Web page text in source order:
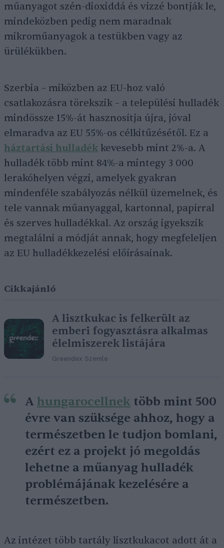
műanyagot szén-dioxiddá és vízzé bontják le,
mindeközben pedig nem maradnak
mikroműanyagok a testükben vagy az
ürülékükben.
Szerbia – miközben az EU-hoz való
csatlakozásra törekszik – a települési hulladék
mindössze 15%-át hasznosítja újra, jóval
elmaradva az EU 55%-os célkitűzésétől. Ez a
háztartási hulladék kevesebb mint 2%-a. A
hulladék több mint 84%-a mintegy 3 000
lerakóhelyen végzi, amelyek gyakran
mindenféle szabályozás nélkül üzemelnek, és
tele vannak műanyaggal, kartonnal, papírral
és szerves hulladékkal. Az ország igyekszik
megtalálni a módját annak, hogy megfeleljen
az EU hulladékkezelési előírásainak.
Cikkajánló
A lisztkukac is felkerült az
emberi fogyasztásra alkalmas
élelmiszerek listájára
Greendex Szemle
A hungarocellnek több mint 500
évre van szüksége ahhoz, hogy a
természetben le tudjon bomlani,
ezért ez a projekt jó megoldás
lehetne a műanyag hulladék
problémájának kezelésére a
természetben.
Az intézet több tartály lisztkukacot adott át a